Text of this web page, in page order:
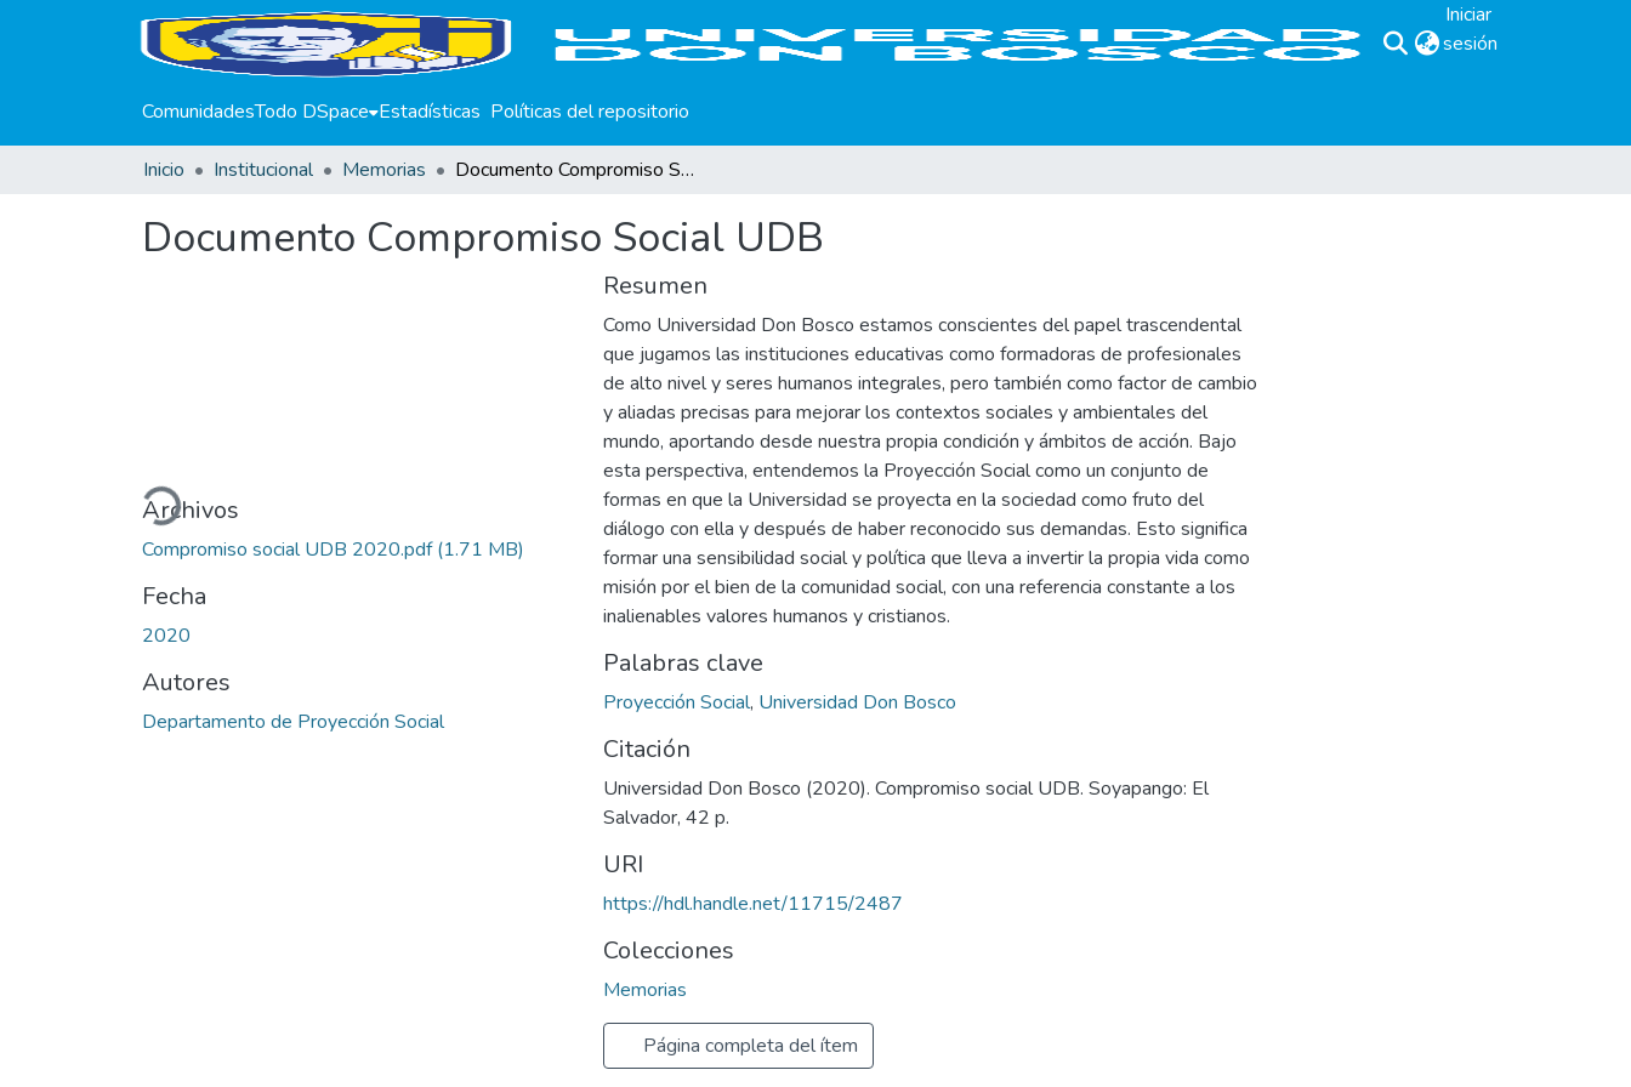
Iniciar
sesión
ComunidadesTodo DSpace Estadísticas Políticas del repositorio
Inicio Institucional Memorias Documento Compromiso Social UDB
Documento Compromiso Social UDB
Cargando...
Archivos
Compromiso social UDB 2020.pdf(1.71 MB)
Fecha
2020
Autores
Departamento de Proyección Social
Resumen
Como Universidad Don Bosco estamos conscientes del papel trascendental
que jugamos las instituciones educativas como formadoras de profesionales
de alto nivel y seres humanos integrales, pero también como factor de cambio
y aliadas precisas para mejorar los contextos sociales y ambientales del
mundo, aportando desde nuestra propia condición y ámbitos de acción. Bajo
esta perspectiva, entendemos la Proyección Social como un conjunto de
formas en que la Universidad se proyecta en la sociedad como fruto del
diálogo con ella y después de haber reconocido sus demandas. Esto significa
formar una sensibilidad social y política que lleva a invertir la propia vida como
misión por el bien de la comunidad social, con una referencia constante a los
inalienables valores humanos y cristianos.
Palabras clave
Proyección Social, Universidad Don Bosco
Citación
Universidad Don Bosco (2020). Compromiso social UDB. Soyapango: El
Salvador, 42 p.
URI
https://hdl.handle.net/11715/2487
Colecciones
Memorias
Página completa del ítem